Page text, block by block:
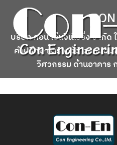
CON
บริษัท คอน เอ็นจิเนียริ่ง จำกัด
คำปรึกษา ตรวจวัด ออกแบบ
วิศวกรรม ด้านอาคาร